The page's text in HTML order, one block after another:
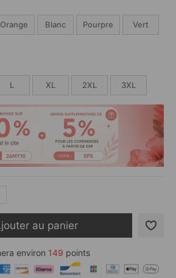
Orange Blanc Pourpre Vert
L XL 2XL 3XL
au panier
environ 149 points